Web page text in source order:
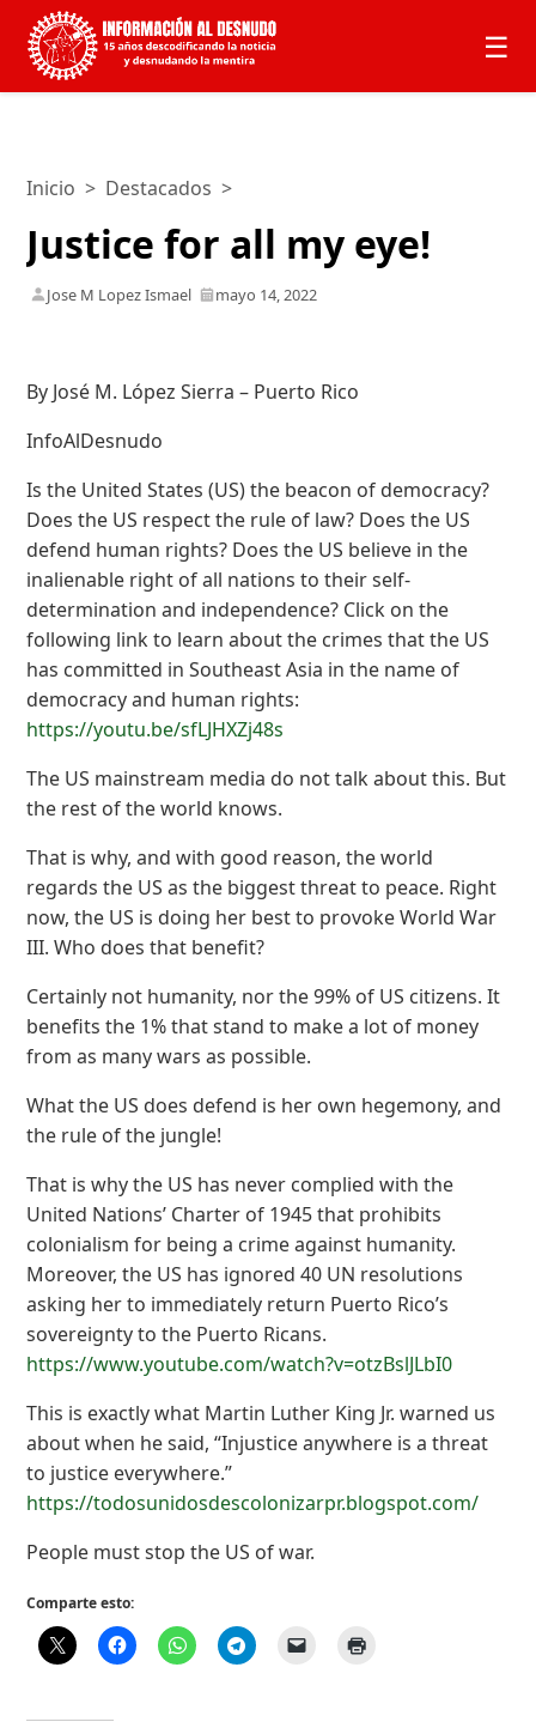
☰
Inicio > Destacados >
Justice for all my eye!
Jose M Lopez Ismael mayo 14, 2022
By José M. López Sierra – Puerto Rico
InfoAlDesnudo
Is the United States (US) the beacon of democracy?
Does the US respect the rule of law? Does the US
defend human rights? Does the US believe in the
inalienable right of all nations to their self-
determination and independence? Click on the
following link to learn about the crimes that the US
has committed in Southeast Asia in the name of
democracy and human rights:
https://youtu.be/sfLJHXZj48s
The US mainstream media do not talk about this. But
the rest of the world knows.
That is why, and with good reason, the world
regards the US as the biggest threat to peace. Right
now, the US is doing her best to provoke World War
III. Who does that benefit?
Certainly not humanity, nor the 99% of US citizens. It
benefits the 1% that stand to make a lot of money
from as many wars as possible.
What the US does defend is her own hegemony, and
the rule of the jungle!
That is why the US has never complied with the
United Nations’ Charter of 1945 that prohibits
colonialism for being a crime against humanity.
Moreover, the US has ignored 40 UN resolutions
asking her to immediately return Puerto Rico’s
sovereignty to the Puerto Ricans.
https://www.youtube.com/watch?v=otzBslJLbI0
This is exactly what Martin Luther King Jr. warned us
about when he said, “Injustice anywhere is a threat
to justice everywhere.”
https://todosunidosdescolonizarpr.blogspot.com/
People must stop the US of war.
Comparte esto: